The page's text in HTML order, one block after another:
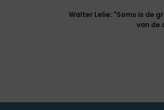
Walter Lelie: "Soms is de
van de